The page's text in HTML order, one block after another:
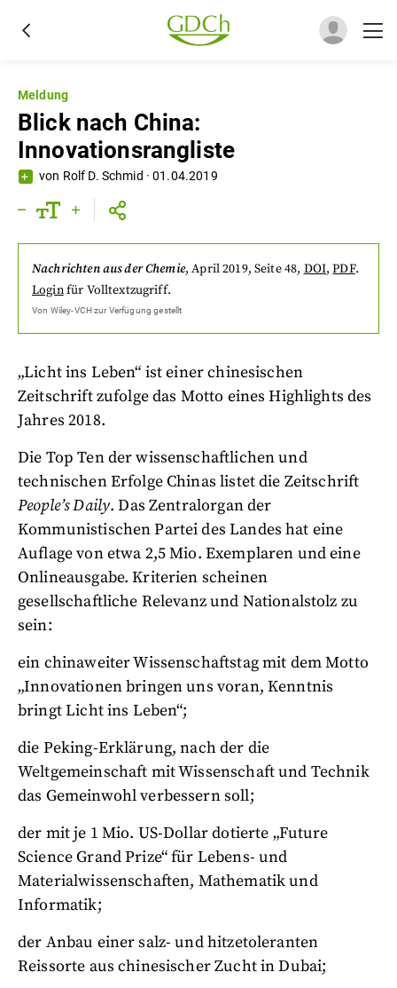
Meldung
Blick nach China:
Innovationsrangliste
von Rolf D. Schmid ·01.04.2019
Nachrichten aus der Chemie,April 2019, Seite 48, DOI,PDF.
Loginfür Volltextzugriff.
Von Wiley-VCHzur Verfügung gestellt
„Licht ins Leben“ ist einer chinesischen
Zeitschrift zufolge das Motto eines Highlights des
Jahres 2018.
Die Top Ten der wissenschaftlichen und
technischen Erfolge Chinas listet die Zeitschrift
People’s Daily. Das Zentralorgan der
Kommunistischen Partei des Landes hat eine
Auflage von etwa 2,5 Mio. Exemplaren und eine
Onlineausgabe. Kriterien scheinen
gesellschaftliche Relevanz und Nationalstolz zu
sein:
ein chinaweiter Wissenschaftstag mit dem Motto
„Innovationen bringen uns voran, Kenntnis
bringt Licht ins Leben“;
die Peking-Erklärung, nach der die
Weltgemeinschaft mit Wissenschaft und Technik
das Gemeinwohl verbessern soll;
der mit je 1 Mio. US-Dollar dotierte „Future
Science Grand Prize“ für Lebens- und
Materialwissenschaften, Mathematik und
Informatik;
der Anbau einer salz- und hitzetoleranten
Reissorte aus chinesischer Zucht in Dubai;